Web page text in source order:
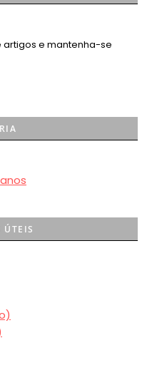
e mantenha-se
ÚTEIS